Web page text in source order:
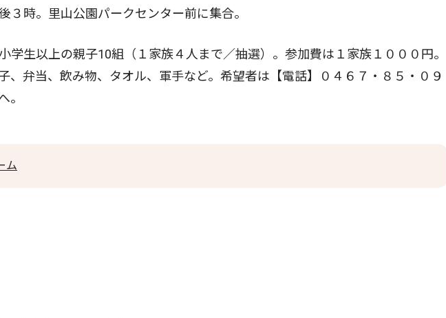
３時。里山公園パークセンター前に集合。
生以上の親子10組（１家族４人まで／抽選）。参加費は１家族１０００円。
、弁当、飲み物、タオル、軍手など。希望者は【電話】０４６７・８５・０９
。
ム